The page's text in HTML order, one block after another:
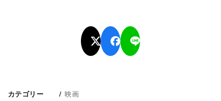
カテゴリー 映画